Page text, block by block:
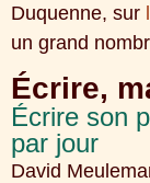
Duquenne, sur
un grand
Écrire,
Écrire son
par jour
David